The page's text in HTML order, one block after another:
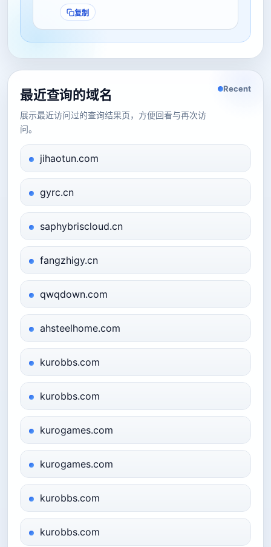
复制
最近查询的域名
展示最近访问过的查询结果页，方便回看与再次访
问。
Recent
jihaotun.com
gyrc.cn
saphybriscloud.cn
fangzhigy.cn
qwqdown.com
ahsteelhome.com
kurobbs.com
kurobbs.com
kurogames.com
kurogames.com
kurobbs.com
kurobbs.com